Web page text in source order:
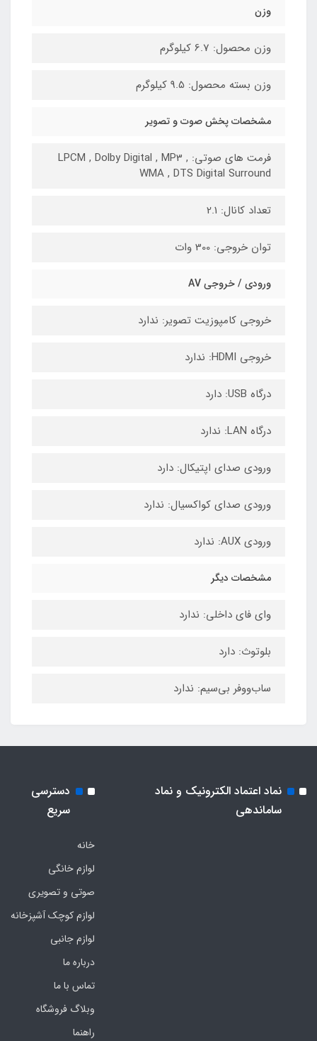
وزن
وزن محصول: 6.7 کیلوگرم
وزن بسته محصول: 9.5 کیلوگرم
مشخصات پخش صوت و تصویر
فرمت های صوتی: LPCM , Dolby Digital , MP3 ,
WMA , DTS Digital Surround
تعداد کانال: 2.1
توان خروجی: 300 وات
ورودی / خروجی AV
خروجی کامپوزیت تصویر: ندارد
خروجی HDMI: ندارد
درگاه USB: دارد
درگاه LAN: ندارد
ورودی صدای اپتیکال: دارد
ورودی صدای کواکسیال: ندارد
ورودی AUX: ندارد
مشخصات دیگر
وای فای داخلی: ندارد
بلوتوث: دارد
ساب‌ووفر بی‌سیم: ندارد
نماد اعتماد الکترونیک و نماد
ساماندهی
دسترسی
سریع
خانه
لوازم خانگی
صوتی و تصویری
لوازم کوچک آشپزخانه
لوازم جانبی
درباره ما
تماس با ما
وبلاگ فروشگاه
راهنما